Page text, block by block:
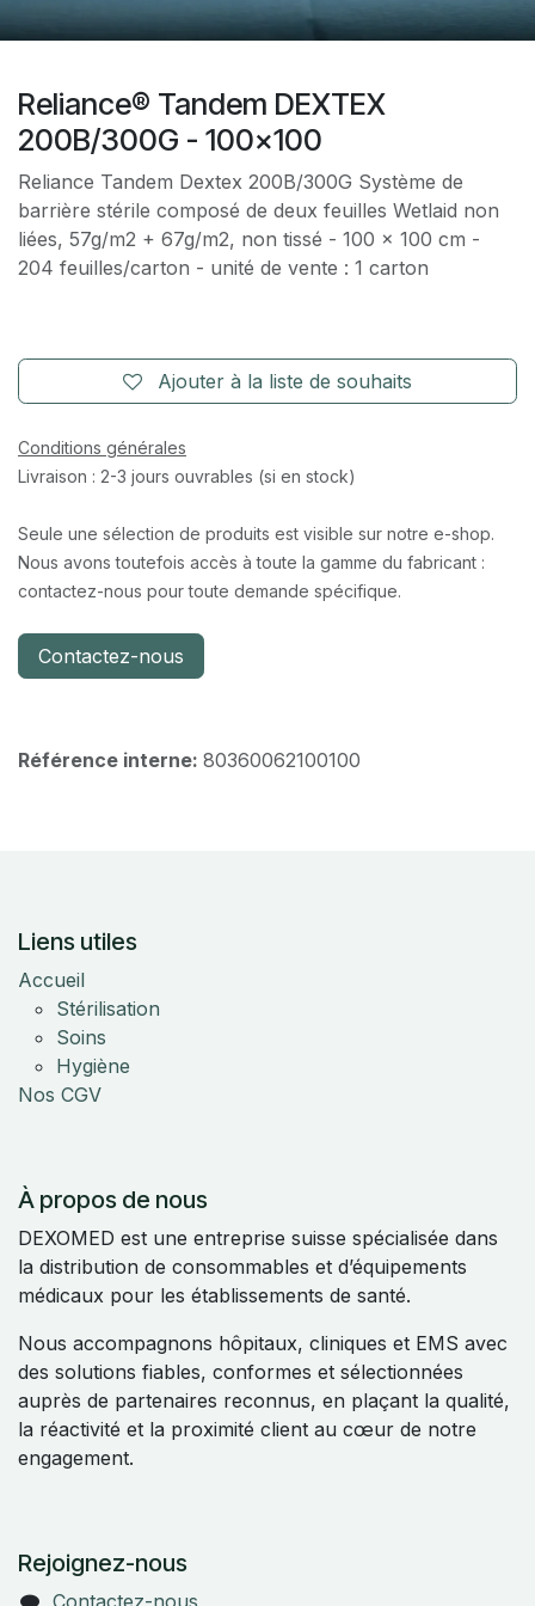
Reliance® Tandem DEXTEX
200B/300G - 100x100
Reliance Tandem Dextex 200B/300G Système de
barrière stérile composé de deux feuilles Wetlaid non
liées, 57g/m2 + 67g/m2, non tissé - 100 x 100 cm -
204 feuilles/carton - unité de vente : 1 carton
Ajouter à la liste de souhaits
Conditions générales
Livraison : 2-3 jours ouvrables (si en stock)
Seule une sélection de produits est visible sur notre e-shop.
Nous avons toutefois accès à toute la gamme du fabricant :
contactez-nous pour toute demande spécifique.
Contactez-nous
Référence interne: 80360062100100
Liens utiles
Accueil
Stérilisation
Soins
Hygiène
Nos CGV
À propos de nous
DEXOMED est une entreprise suisse spécialisée dans
la distribution de consommables et d’équipements
médicaux pour les établissements de santé.
Nous accompagnons hôpitaux, cliniques et EMS avec
des solutions fiables, conformes et sélectionnées
auprès de partenaires reconnus, en plaçant la qualité,
la réactivité et la proximité client au cœur de notre
engagement.
Rejoignez-nous